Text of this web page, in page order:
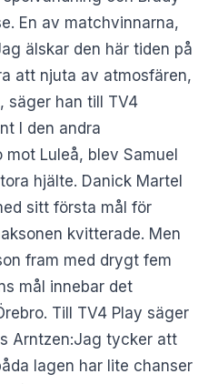
En av matchvinnarna,
älskar den här tiden på
att njuta av atmosfären,
säger han till TV4
I den andra
Luleå, blev Samuel
hjälte. Danick Martel
sitt första mål för
kvitterade. Men
fram med drygt fem
mål innebar det
Till TV4 Play säger
Arntzen:Jag tycker att
lagen har lite chanser